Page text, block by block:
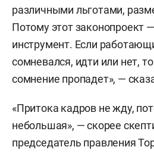
различными льготами,
Потому этот законопроект
инструмент. Если
сомневался, идти или нет,
сомнение пропадет», —
«Притока кадров не жду,
небольшая», — скорее
председатель правления